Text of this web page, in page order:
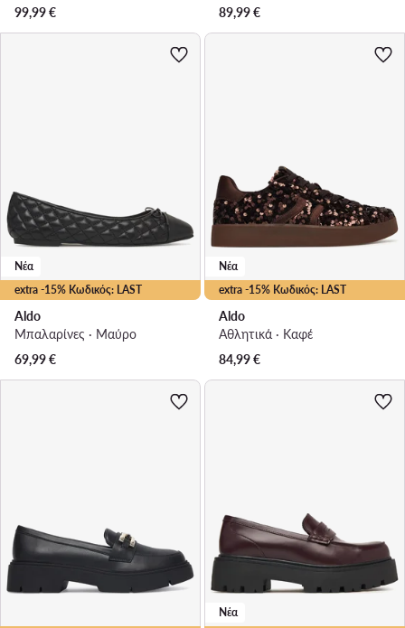
99,99€
89,99€
extra -15% Κωδικός: LAST
Νέα
Aldo
Μπαλαρίνες · Μαύρο
69,99€
extra -15% Κωδικός: LAST
Νέα
Aldo
Αθλητικά · Καφέ
84,99€
Νέα